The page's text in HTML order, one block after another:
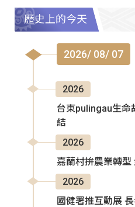
歷史上的今天
2026/ 08/ 07
2026
台東pulingau生命
結
2026
嘉蘭村拚農業轉型
2026
國健署推互動展